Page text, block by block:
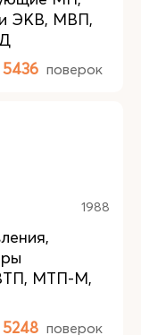
ЭКВ, МВП,
5436 поверок
1988
МТП-М,
5248 поверок